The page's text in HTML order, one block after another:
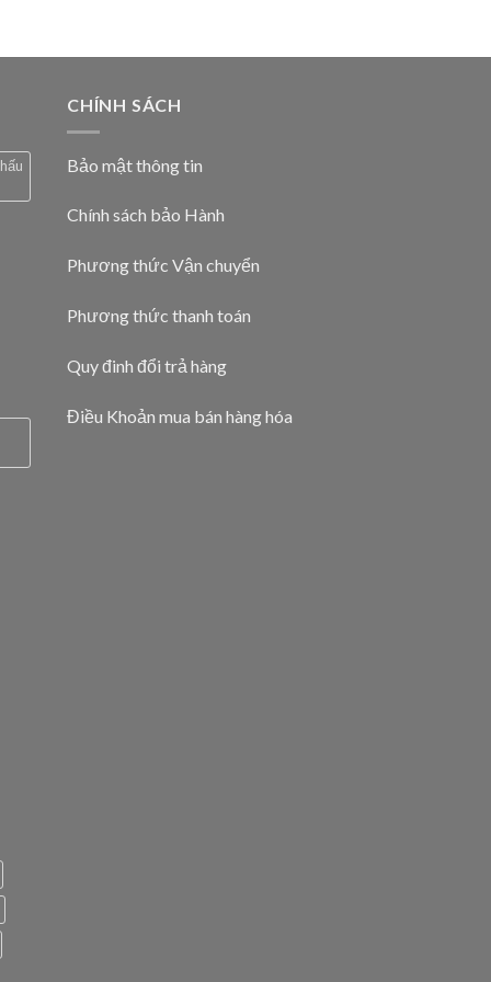
CHÍNH SÁCH
Bảo mật thông tin
Chính sách bảo Hành
Phương thức Vận chuyển
Phương thức thanh toán
Quy đinh đổi trả hàng
Điều Khoản mua bán hàng hóa